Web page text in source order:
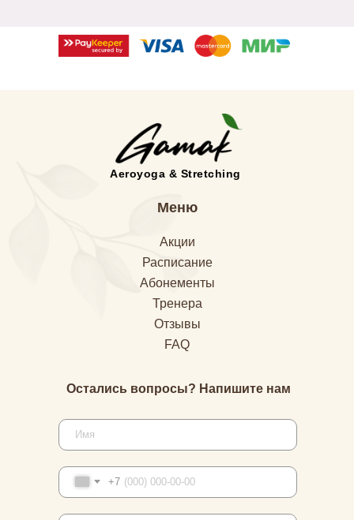
Остались вопросы? Напишите нам
+7
Aeroyoga & Stretching
Меню
Акции
Расписание
Тренера
Отзывы
FAQ
Абонементы